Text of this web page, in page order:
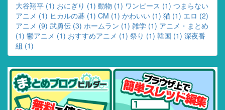
大谷翔平 (1) おにぎり (1) 動物 (1) ワンピース (1) つまらない
アニメ (1) ヒカルの碁 (1) CM (1) かわいい (1) 猫 (1) エロ (2)
アニメ (9) 武勇伝 (3) ホームラン (1) 雑学 (1) アニメ・まとめ
(1) 鬱アニメ (1) おすすめアニメ (1) 祭り (1) 韓国 (1) 深夜番
組 (1)